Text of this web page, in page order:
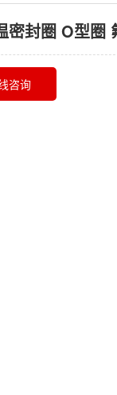
密封圈 O型圈
咨询